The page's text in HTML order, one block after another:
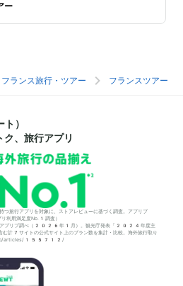
ー
フランス旅行・ツアー フランスツアー
）
、旅行アプリ
旅行アプリを対象に、ストアレビューに基づく調査。アプリブ
用満足度No.1調査）
。アプリブ調べ（2026年1月）。観光庁発表「2024年度主
計7サイトの公式サイト上のプラン数を集計・比較。海外旅行取り
liv.jp/articles/155712/